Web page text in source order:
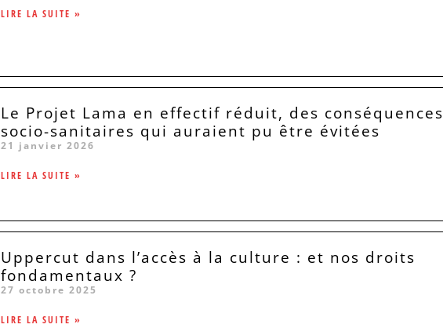
LIRE LA SUITE »
Le Projet Lama en effectif réduit, des conséquences
socio-sanitaires qui auraient pu être évitées
21 janvier 2026
LIRE LA SUITE »
Uppercut dans l’accès à la culture : et nos droits
fondamentaux ?
27 octobre 2025
LIRE LA SUITE »